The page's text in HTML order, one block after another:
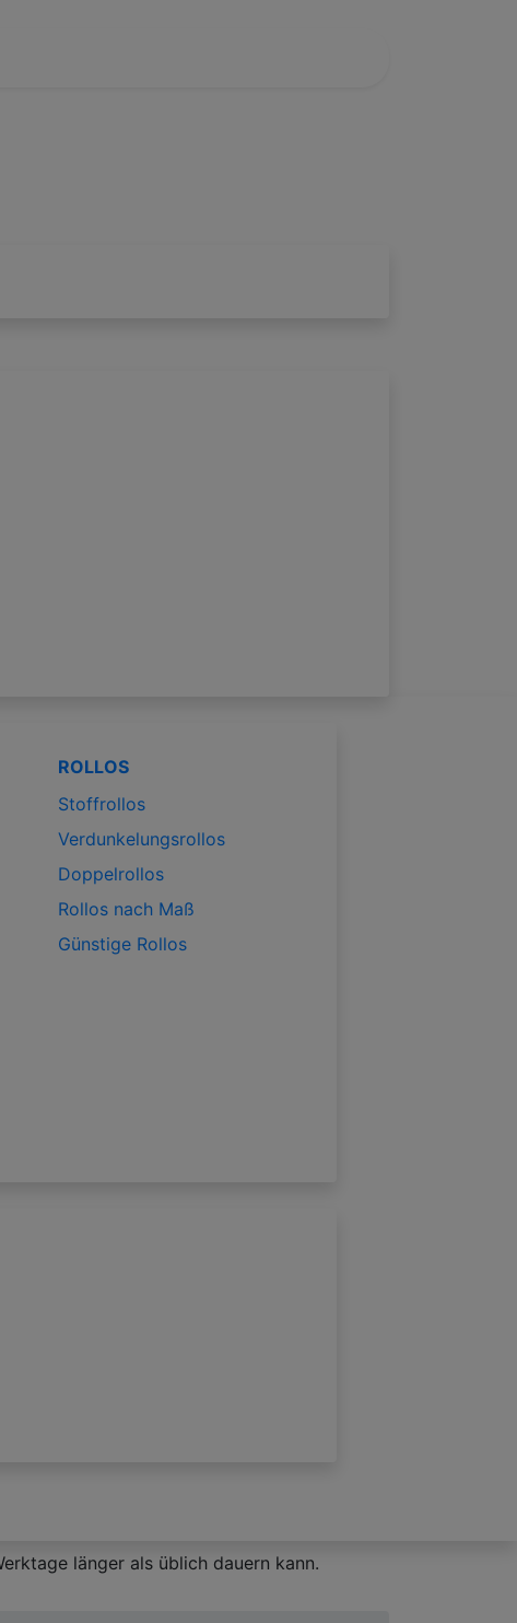
ROLLOS
Stoffrollos
Verdunkelungsrollos
Doppelrollos
Rollos nach Maß
Günstige Rollos
länger als üblich dauern kann.